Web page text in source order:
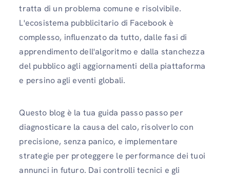
tratta di un problema comune e risolvibile.
L'ecosistema pubblicitario di Facebook è
complesso, influenzato da tutto, dalle fasi di
apprendimento dell'algoritmo e dalla stanchezza
del pubblico agli aggiornamenti della piattaforma
e persino agli eventi globali.
Questo blog è la tua guida passo passo per
diagnosticare la causa del calo, risolverlo con
precisione, senza panico, e implementare
strategie per proteggere le performance dei tuoi
annunci in futuro. Dai controlli tecnici e gli